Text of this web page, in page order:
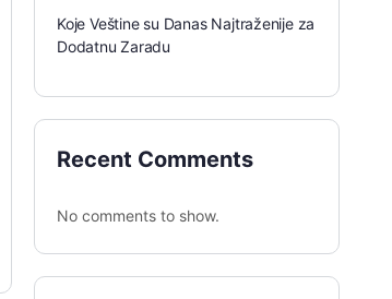
Koje Veštine su Danas Najtraženije za
Dodatnu Zaradu
Recent Comments
No comments to show.